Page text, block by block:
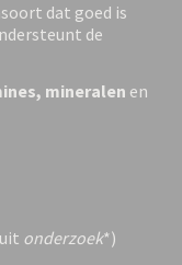
dat goed is
de
mineralen en
onderzoek*)